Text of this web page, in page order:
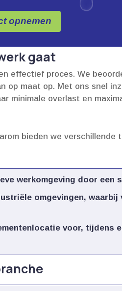
opnemen
gaat
effectief proces.​ We
op maat op.​ Met ons snel
minimale overlast en
bieden we verschillende
werkomgeving door een
omgevingen,
voor, tijdens